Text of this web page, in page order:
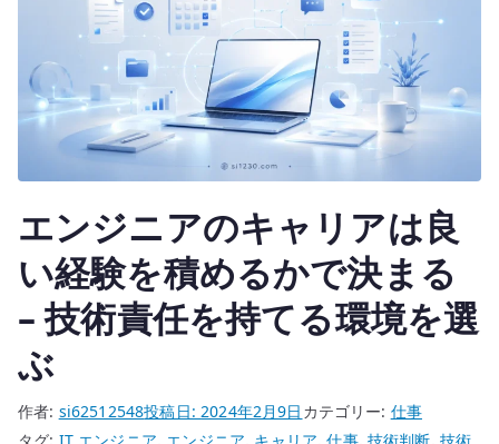
由
よ
り
調
整
価
れ
エンジニアのキャリアは良
い経験を積めるかで決まる
– 技術責任を持てる環境を選
ぶ
作者: si62512548投稿日:2024年2月9日 カテゴリー: 仕事